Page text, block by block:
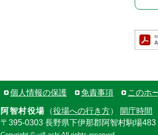
個人情報の保護 免責事項 このホ
阿智村役場 （役場への行き方） 開庁時間
〒395-0303 長野県下伊那郡阿智村駒場483